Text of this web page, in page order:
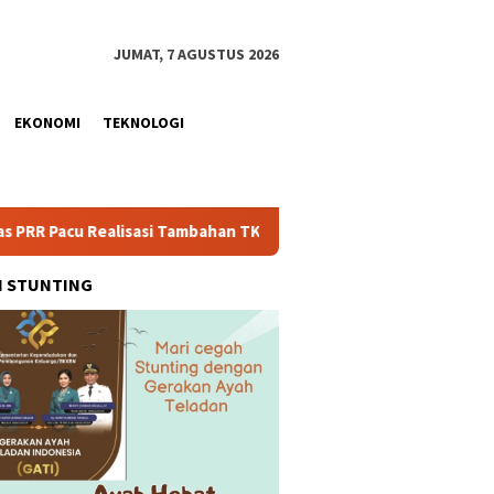
JUMAT, 7 AGUSTUS 2026
EKONOMI TEKNOLOGI
Tambahan TKD Aceh Rp1,65 Triliun, Pastikan Transparan
STUNTING